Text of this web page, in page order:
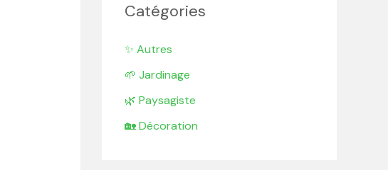
Catégories
✨ Autres
🌱 Jardinage
🌿 Paysagiste
🏡 Décoration